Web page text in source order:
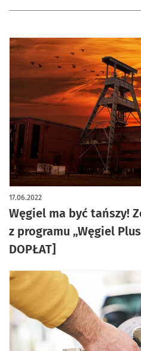
Węgiel ma być tańszy! Zobacz, kto skorzysta
z programu „Węgiel
DOPŁAT]
17.06.2022